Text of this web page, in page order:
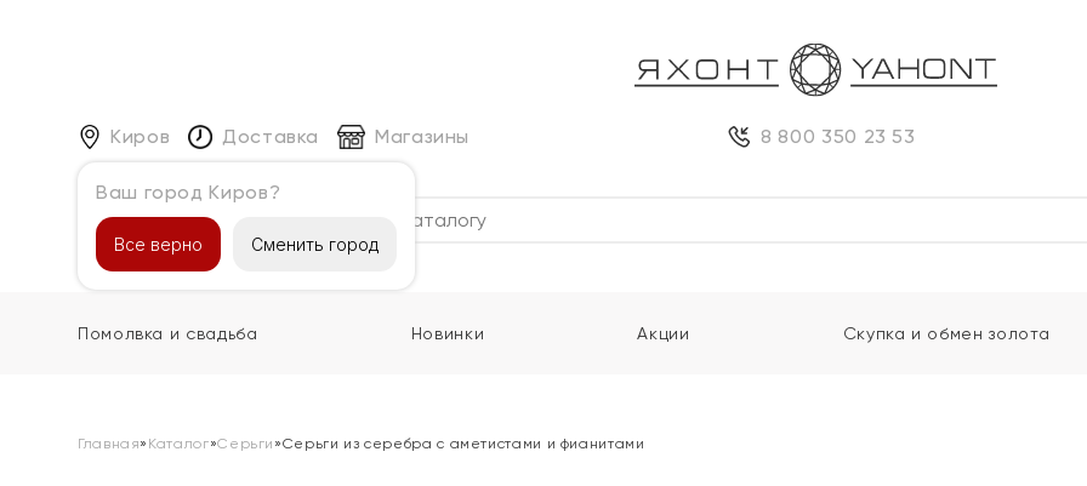
Киров
Ваш город Киров?
Все верно Сменить город
Доставка Магазины 8 800 350 23 53
Каталог
Помолвка и свадьба Новинки Акции Скупка и обмен золота
Главная» Каталог»Серьги »Серьги из серебра с аметистами и фианитами